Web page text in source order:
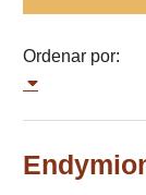
Ordenar por: